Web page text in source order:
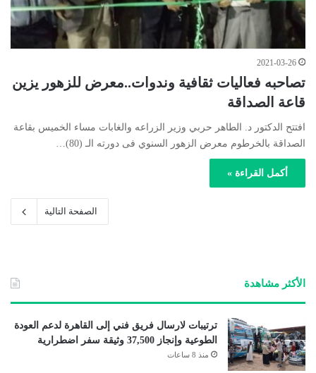
2021-03-26
تصاحبه فعاليات ثقافية وندوات..معرض للزهور يزين
قاعة الصداقة
افتتح الدكتور د. الطاهر حربي وزير الزراعه والغابات مساء الخميس بقاعة
الصداقة بالخرطوم معرض الزهور السنوي فى دورته الـ (80)…
أكمل القراءة »
الصفحة التالية
الأكثر مشاهدة
ترتيبات لارسال فريق فني إلى القاهرة لدعم العودة
الطوعية وإنجاز 37,500 وثيقة سفر اضطرارية
منذ 8 ساعات